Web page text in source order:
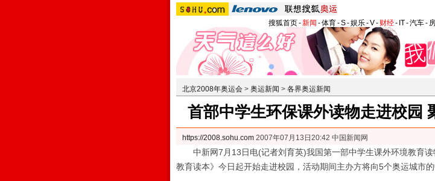
搜狐首页-新闻 -体育-S-娱乐-V- 财经- IT-汽车-
北京2008年奥运会 > 奥运新闻 > 各界奥运新闻
首部中学生环保课外读物走进校园
https://2008.sohu.com 2007年07月13日20:42 中国新闻网
中新网7月13日电(记者刘育英)我国第一部中学生课外环境教育读
教育读本》今日起开始走进校园，活动期间主办方将向5个奥运城市的